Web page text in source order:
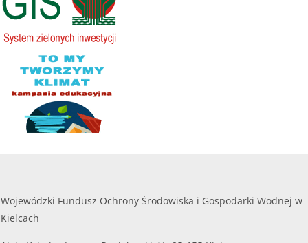
Wojewódzki Fundusz Ochrony Środowiska i Gospodarki Wodnej w
Kielcach